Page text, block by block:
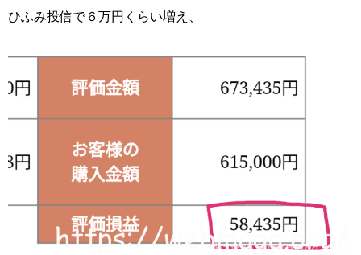
ひふみ投信で６万円くらい増え、